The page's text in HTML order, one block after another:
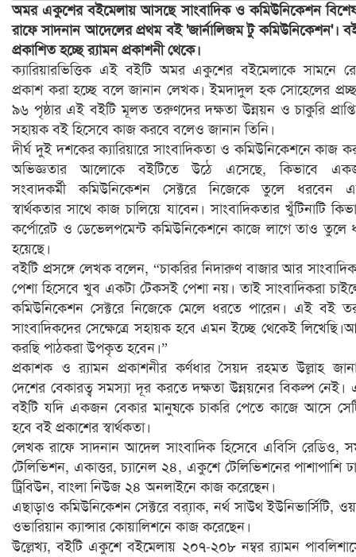
অমর একুশের বইমেলায় আসছে সাংবাদিক ও কমিউনিকেশন
রাফে সাদনান আদেলের প্রথম বই 'জার্নালিজম টু কমিউনিকেশন'।
প্রকাশিত হচ্ছে র‍্যামন প্রকাশনী থেকে।
ক্যারিয়ারভিত্তিক এই বইটি অমর একুশের বইমেলাকে সামনে
প্রকাশ করা হচ্ছে বলে জানান লেখক। ইমদাদুল হক সোহেলের
৯৬ পৃষ্ঠার এই বইটি মূলত তরুণদের দক্ষতা উন্নয়ন ও চাকুরি
সহায়ক বই হিসেবে কাজ করবে বলেও জানান তিনি।
দীর্ঘ দুই দশকের ক্যারিয়ারে সাংবাদিকতা ও কমিউনিকেশনে কাজ
অভিজ্ঞতার আলোকে বইটিতে উঠে এসেছে, কিভাবে
সংবাদকর্মী কমিউনিকেশন সেক্টরে নিজেকে তুলে ধরবেন
স্বার্থকতার সাথে কাজ চালিয়ে যাবেন। সাংবাদিকতার খুঁটিনাটি
কর্পোরেট ও ডেভেলপমেন্ট কমিউনিকেশনে কাজে লাগে তাও তুলে
হয়েছে।
বইটি প্রসঙ্গে লেখক বলেন, “চাকরির নিদারুণ বাজার আর
পেশা হিসেবে খুব একটা টেকসই পেশা নয়। তাই সাংবাদিকরা
কমিউনিকেশন সেক্টরে নিজেকে মেলে ধরতে পারেন। এই বই
সাংবাদিকদের সেক্ষেত্রে সহায়ক হবে এমন ইচ্ছে থেকেই
করছি পাঠকরা উপকৃত হবেন।”
প্রকাশক ও র‍্যামন প্রকাশনীর কর্ণধার সৈয়দ রহমত উল্লাহ
দেশের বেকারত্ব সমস্যা দূর করতে দক্ষতা উন্নয়নের বিকল্প নেই।
বইটি যদি একজন বেকার মানুষকে চাকরি পেতে কাজে আসে
হবে বই প্রকাশের স্বার্থকতা।
লেখক রাফে সাদনান আদেল সাংবাদিক হিসেবে এবিসি রেডিও,
টেলিভিশন, একাত্তর, চ্যানেল ২৪, একুশে টেলিভিশনের পাশাপাশি
ট্রিবিউন, বাংলা নিউজ ২৪ অনলাইনে কাজ করেছেন।
এছাড়াও কমিউনিকেশন সেক্টরে ব্র‍্যাক, নর্থ সাউথ ইউনিভার্সিটি,
ওভারিয়ান ক্যান্সার কোয়ালিশনে কাজ করেছেন।
উল্লেখ্য, বইটি একুশে বইমেলায় ২০৭-২০৮ নম্বর র‍্যামন